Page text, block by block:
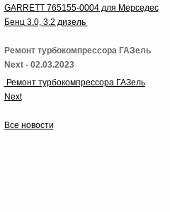
GARRETT 765155-0004 для Мерседес
Бенц 3.0, 3.2 дизель
Ремонт турбокомпрессора ГАЗель
Next - 02.03.2023
Ремонт турбокомпрессора ГАЗель
Next
Все новости